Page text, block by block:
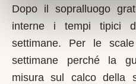
Dopo il sopralluogo
interne i tempi tipici
settimane. Per le
settimane perché la
misura sul calco della